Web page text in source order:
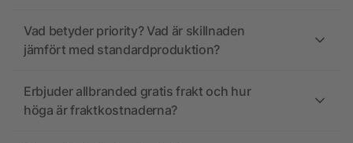
Vad betyder priority? Vad är skillnaden
jämfört med standardproduktion?
Erbjuder allbranded gratis frakt och hur
höga är fraktkostnaderna?